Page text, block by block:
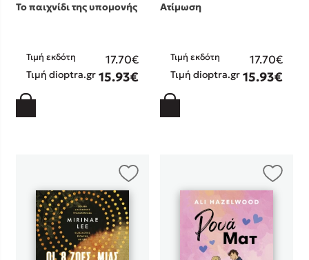
Το παιχνίδι της υπομονής
Τιμή εκδότη 17.70€
Τιμή dioptra.gr 15.93€
Ατίμωση
Τιμή εκδότη 17.70€
Τιμή dioptra.gr 15.93€